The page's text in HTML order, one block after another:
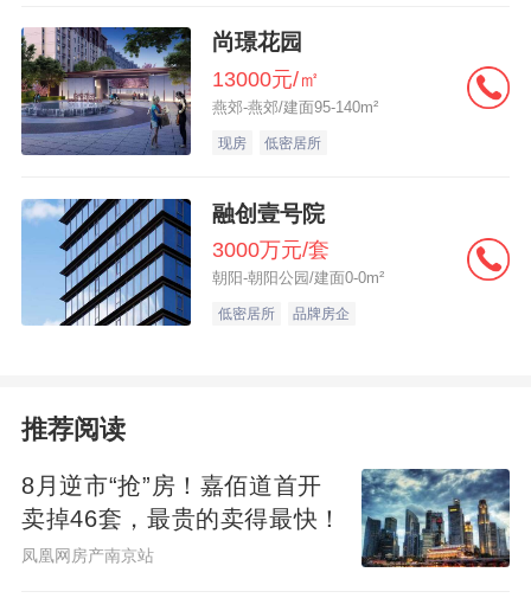
尚璟花园
13000元/㎡
燕郊-燕郊/建面95-140m²
现房 低密居所
融创壹号院
3000万元/套
朝阳-朝阳公园/建面0-0m²
低密居所 品牌房企
推荐阅读
8月逆市“抢”房！嘉佰道首开
卖掉46套，最贵的卖得最快！
凤凰网房产南京站